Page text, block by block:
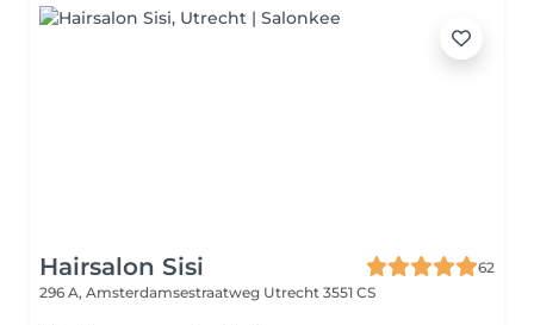
Hairsalon Sisi
62
296 A, Amsterdamsestraatweg Utrecht 3551 CS